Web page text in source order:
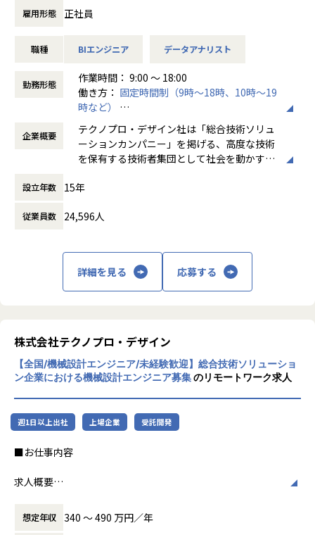
ーカー向けWEBシステムや行政向け総合システムといった、
専門システムを取り扱うことが多くあります。
を期待し、入社後約3か月間の研修にご参加いただきます。
研修内容
データをもとにAIを活用しDX現場の課題解決を進められる人
材の育成プログラム
■研修期間：約3ヵ月
SQL、Pyhton基礎
IT基礎（Linux,Git,HTML,CSS,JavaScript,Django)
DX模擬プロジェクト演習
※研修内容・期間は変更になる可能性がございます。
前職でもBIツールを活用したデータ分析業務に従事。
よりデータサイエンスの知識を身に着け、市場価値を高めた
いと思い転職。
工場内データ可視化業務 プロジェクトにて、
会社の定める業務
雇用形態 正社員
職種 BIエンジニア データアナリスト
勤務形態
作業時間： 9:00 ～ 18:00
働き方： 固定時間制（9時～18時、10時～19
時など）
時間外労働の有無： 有（月平均20時間）
休憩時間： 60分
企業概要
テクノプロ・デザイン社は「総合技術ソリュ
ーションカンパニー」を掲げる、高度な技術
を保有する技術者集団として社会を動かすこ
に渡ります。いわゆる技術者派遣と呼ばれ
働く場所に関わらない事業支援や最新技術を
用いた研究開発などを行っています。
程プロジェクトの増加といった世の中で技術
者集団として価値提供を行うために、エンジ
ニアが生涯活躍できる環境を考え事業運営を
行っています。
設立年数 15年
従業員数 24,596人
詳細を見る 応募する
株式会社テクノプロ・デザイン
【全国/機械設計エンジニア/未経験歓迎】総合技術ソリューショ
ン企業における機械設計エンジニア募集のリモートワーク求人
週1日以上出社 上場企業 受託開発
■お仕事内容
求人概要
将来、機械設計者を目指したい方に向けた育成採用となりま
す。
想定年収 340 〜 490 万円／年